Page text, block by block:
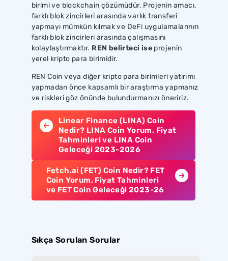
birimi ve blockchain çözümüdür. Projenin amacı,
farklı blok zincirleri arasında varlık transferi
yapmayı mümkün kılmak ve DeFi uygulamalarının
farklı blok zincirleri arasında çalışmasını
kolaylaştırmaktır. REN belirteci ise projenin
yerel kripto para birimidir.
REN Coin veya diğer kripto para birimleri yatırımı
yapmadan önce kapsamlı bir araştırma yapmanız
ve riskleri göz önünde bulundurmanızı öneririz.
Linear Finance (LINA) Coin
Nedir? LINA Coin Yorum, Fiyat
Tahminleri ve LINA Coin
Geleceği 2023-2026
Fetch.ai (FET) Coin Nedir? FET
Coin Yorum, Fiyat Tahminleri
ve FET Coin Geleceği 2023-26
Sıkça Sorulan Sorular